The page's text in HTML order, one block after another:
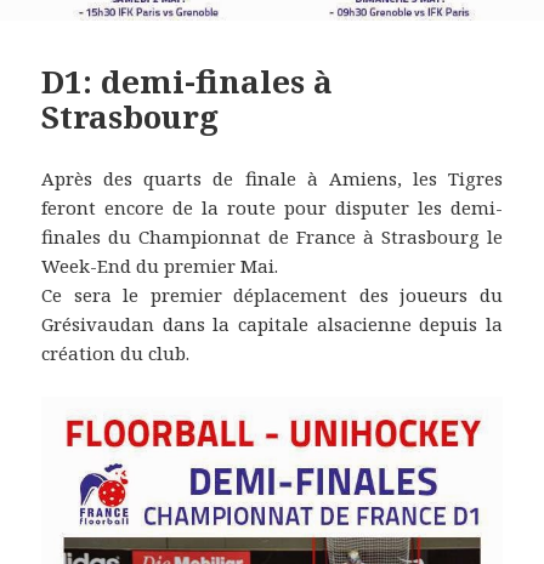
D1: demi-finales à
Strasbourg
Après des quarts de finale à Amiens, les Tigres
feront encore de la route pour disputer les demi-
finales du Championnat de France à Strasbourg le
Week-End du premier Mai.
Ce sera le premier déplacement des joueurs du
Grésivaudan dans la capitale alsacienne depuis la
création du club.